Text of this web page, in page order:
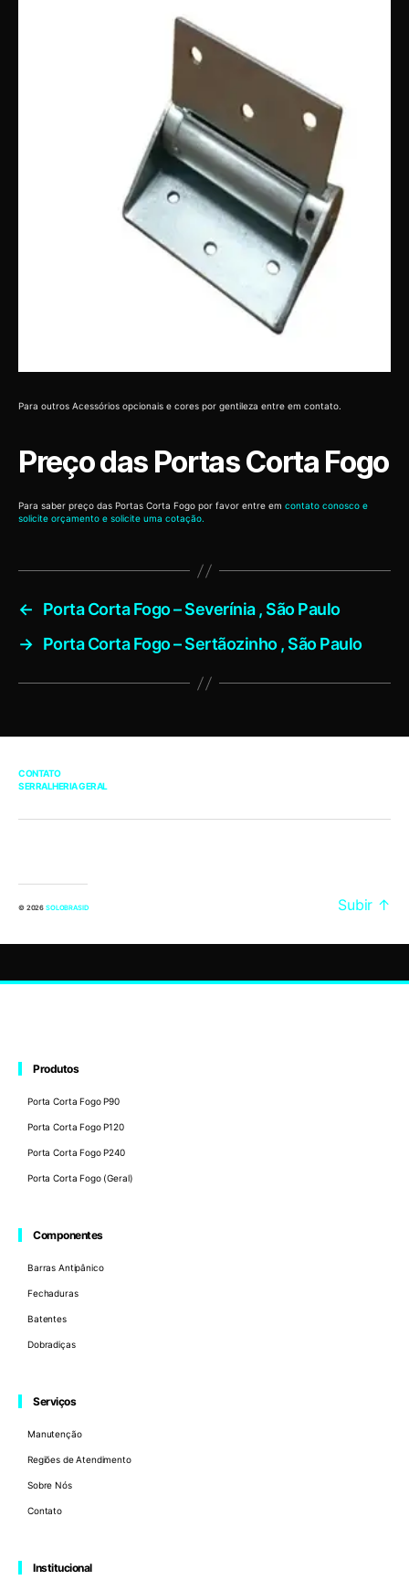
Para outros Acessórios opcionais e cores por gentileza entre em contato.
Preço das Portas Corta Fogo
Para saber preço das Portas Corta Fogo por favor entre em contato conosco e
solicite orçamento e solicite uma cotação.
←
Porta Corta Fogo – Severínia , São Paulo
→ Porta Corta Fogo – Sertãozinho , São Paulo
CONTATO
SERRALHERIA GERAL
© 2026 SOLOBRASID Subir ↑
Produtos
Porta Corta Fogo P90
Porta Corta Fogo P120
Porta Corta Fogo P240
Porta Corta Fogo (Geral)
Componentes
Barras Antipânico
Fechaduras
Batentes
Dobradiças
Serviços
Manutenção
Regiões de Atendimento
Sobre Nós
Contato
Institucional